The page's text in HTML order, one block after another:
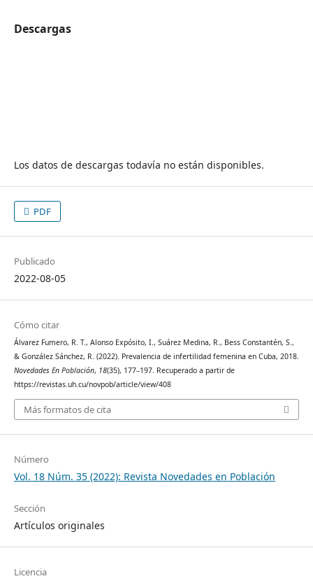
Descargas
Los datos de descargas todavía no están disponibles.
PDF
Publicado
2022-08-05
Cómo citar
Álvarez Fumero, R. T., Alonso Expósito, I., Suárez Medina, R., Bess Constantén, S.,
& González Sánchez, R. (2022). Prevalencia de infertilidad femenina en Cuba, 2018.
Novedades En Población, 18(35), 177–197. Recuperado a partir de
https://revistas.uh.cu/novpob/article/view/408
Más formatos de cita
Número
Vol. 18 Núm. 35 (2022): Revista Novedades en Población
Sección
Artículos originales
Licencia